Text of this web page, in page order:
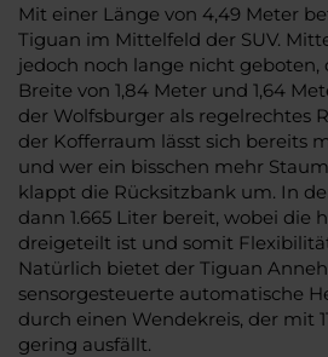
Mit einer Länge von 4,49 Meter
Tiguan im Mittelfeld der SUV.
jedoch noch lange nicht
Breite von 1,84 Meter und 1,64
der Wolfsburger als regelrechtes
der Kofferraum lässt sich bereits
und wer ein bisschen mehr
klappt die Rücksitzbank um. In
dann 1.665 Liter bereit, wobei die
dreigeteilt ist und somit
Natürlich bietet der Tiguan
sensorgesteuerte automatische
durch einen Wendekreis, der mit
gering ausfällt.